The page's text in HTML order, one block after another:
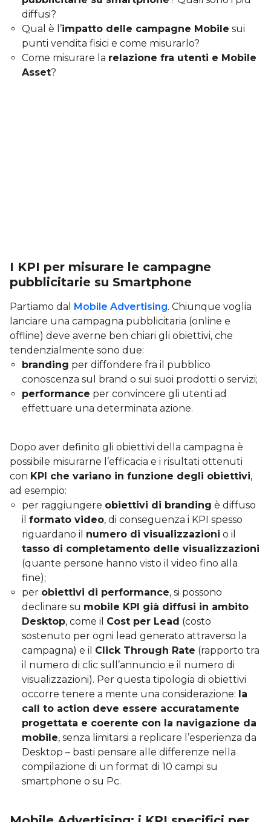
diffusi?
Qual è l’impatto delle campagne Mobile sui
punti vendita fisici e come misurarlo?
Come misurare la relazione fra utenti e Mobile
Asset?
I KPI per misurare le campagne
pubblicitarie su Smartphone
Partiamo dal Mobile Advertising. Chiunque voglia
lanciare una campagna pubblicitaria (online e
offline) deve averne ben chiari gli obiettivi, che
tendenzialmente sono due:
branding per diffondere fra il pubblico
conoscenza sul brand o sui suoi prodotti o servizi;
performance per convincere gli utenti ad
effettuare una determinata azione.
Dopo aver definito gli obiettivi della campagna è
possibile misurarne l’efficacia e i risultati ottenuti
con KPI che variano in funzione degli obiettivi,
ad esempio:
per raggiungere obiettivi di branding è diffuso
il formato video, di conseguenza i KPI spesso
riguardano il numero di visualizzazioni o il
tasso di completamento delle visualizzazioni
(quante persone hanno visto il video fino alla
fine);
per obiettivi di performance, si possono
declinare su mobile KPI già diffusi in ambito
Desktop, come il Cost per Lead (costo
sostenuto per ogni lead generato attraverso la
campagna) e il Click Through Rate (rapporto tra
il numero di clic sull’annuncio e il numero di
visualizzazioni). Per questa tipologia di obiettivi
occorre tenere a mente una considerazione: la
call to action deve essere accuratamente
progettata e coerente con la navigazione da
mobile, senza limitarsi a replicare l’esperienza da
Desktop – basti pensare alle differenze nella
compilazione di un format di 10 campi su
smartphone o su Pc.